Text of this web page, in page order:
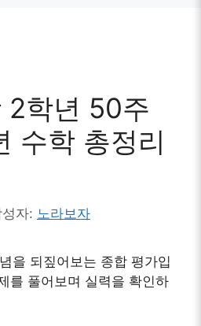
2학년 50주
수학 총정리
성자: 노라보자
을 되짚어보는 종합 평가입
를 풀어보며 실력을 확인하